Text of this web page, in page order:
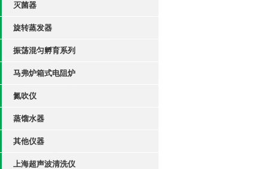
灭菌器
旋转蒸发器
振荡混匀孵育系列
马弗炉箱式电阻炉
氮吹仪
蒸馏水器
其他仪器
上海超声波清洗仪